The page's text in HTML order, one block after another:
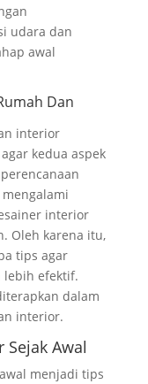
udara dan
awal
Dan
interior
kedua aspek
interior
Oleh karena itu,
tips agar
lebih efektif.
dalam
interior.
Awal
menjadi tips